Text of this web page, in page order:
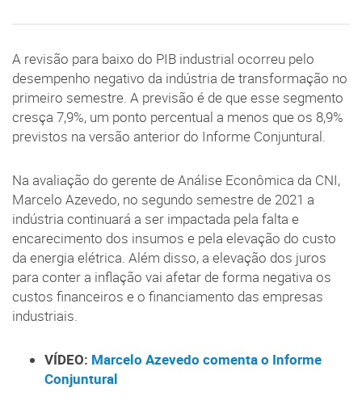
A revisão para baixo do PIB industrial ocorreu pelo
desempenho negativo da indústria de transformação no
primeiro semestre. A previsão é de que esse segmento
cresça 7,9%, um ponto percentual a menos que os 8,9%
previstos na versão anterior do Informe Conjuntural.
Na avaliação do gerente de Análise Econômica da CNI,
Marcelo Azevedo, no segundo semestre de 2021 a
indústria continuará a ser impactada pela falta e
encarecimento dos insumos e pela elevação do custo
da energia elétrica. Além disso, a elevação dos juros
para conter a inflação vai afetar de forma negativa os
custos financeiros e o financiamento das empresas
industriais.
VÍDEO: Marcelo Azevedo comenta o Informe
Conjuntural